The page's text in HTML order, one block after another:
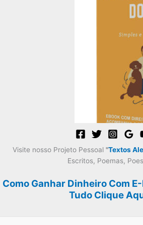
Visite nosso Projeto Pessoal "Textos
Escritos, Poemas,
Como Ganhar Dinheiro Com
Tudo Clique